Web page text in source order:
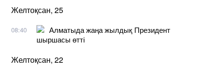
Желтоқсан, 25
08:40
Алматыда жаңа жылдық Президент
шыршасы өтті
Желтоқсан, 22